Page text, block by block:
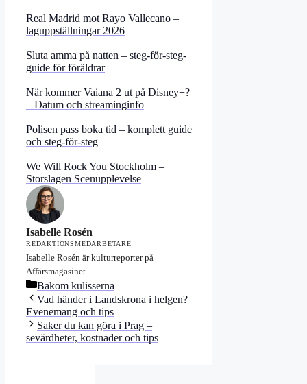
Real Madrid mot Rayo Vallecano –
laguppställningar 2026
Sluta amma på natten – steg-för-steg-
guide för föräldrar
När kommer Vaiana 2 ut på Disney+?
– Datum och streaminginfo
Polisen pass boka tid – komplett guide
och steg-för-steg
We Will Rock You Stockholm –
Storslagen Scenupplevelse
Isabelle Rosén
REDAKTIONSMEDARBETARE
Isabelle Rosén är kulturreporter på
Affärsmagasinet.
Kategorier
Bakom kulisserna
Vad händer i Landskrona i helgen?
Evenemang och tips
Saker du kan göra i Prag –
sevärdheter, kostnader och tips